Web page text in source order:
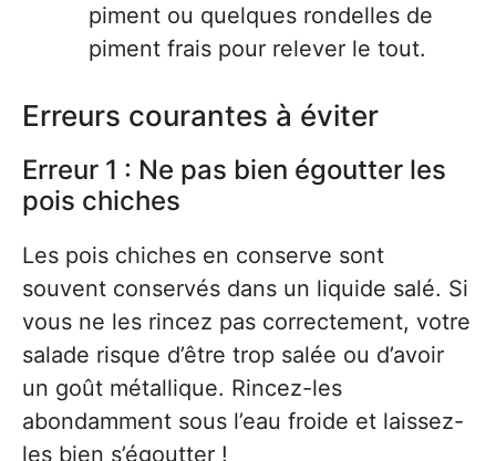
piment ou quelques rondelles de
piment frais pour relever le tout.
Erreurs courantes à éviter
Erreur 1 : Ne pas bien égoutter les
pois chiches
Les pois chiches en conserve sont
souvent conservés dans un liquide salé. Si
vous ne les rincez pas correctement, votre
salade risque d’être trop salée ou d’avoir
un goût métallique. Rincez-les
abondamment sous l’eau froide et laissez-
les bien s’égoutter !